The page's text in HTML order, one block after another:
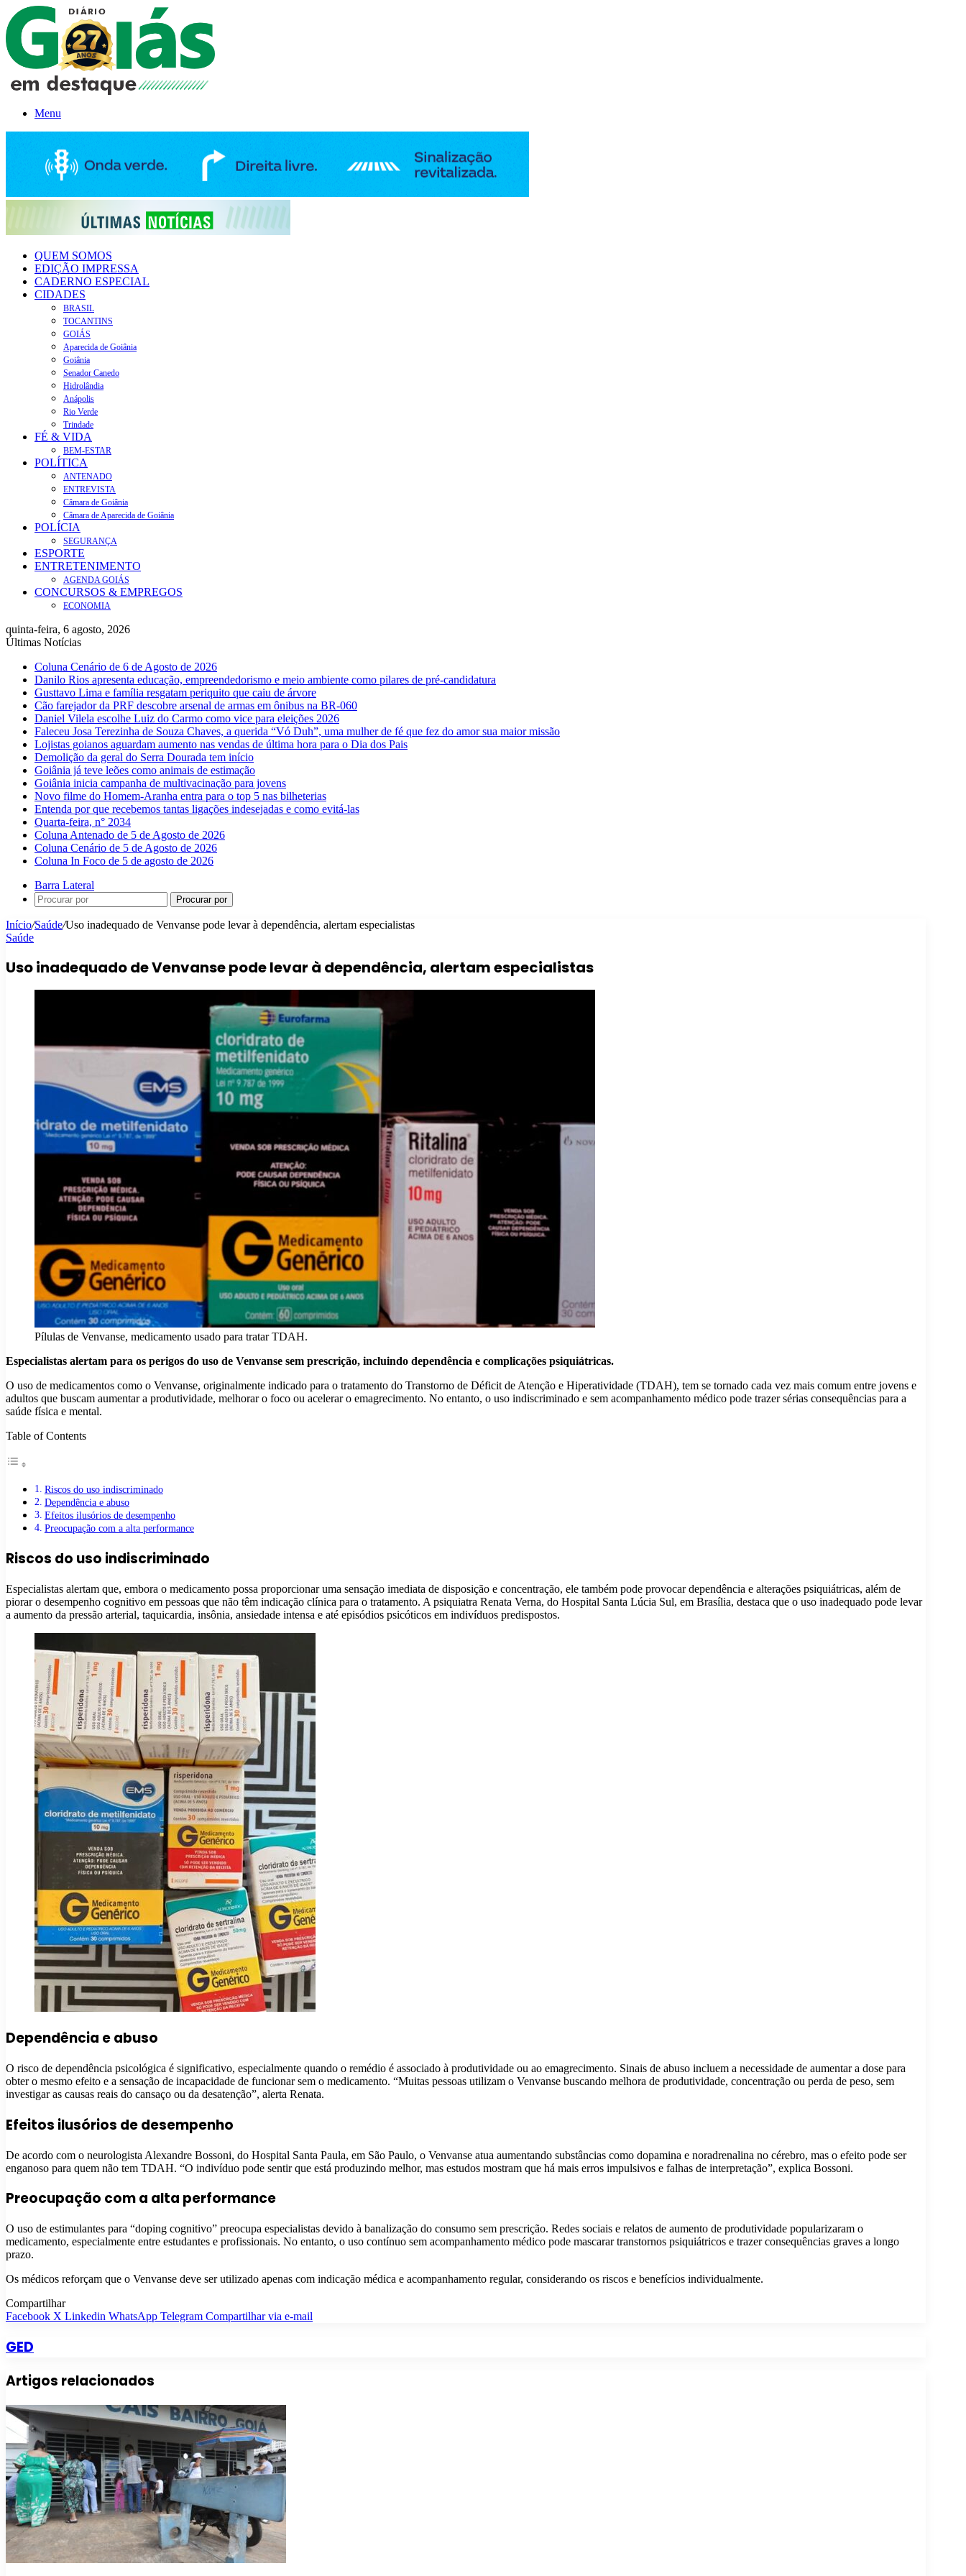
Menu
QUEM SOMOS
EDIÇÃO IMPRESSA
CADERNO ESPECIAL
CIDADES
BRASIL
TOCANTINS
GOIÁS
Aparecida de Goiânia
Goiânia
Senador Canedo
Hidrolândia
Anápolis
Rio Verde
Trindade
FÉ & VIDA
BEM-ESTAR
POLÍTICA
ANTENADO
ENTREVISTA
Câmara de Goiânia
Câmara de Aparecida de Goiânia
POLÍCIA
SEGURANÇA
ESPORTE
ENTRETENIMENTO
AGENDA GOIÁS
CONCURSOS & EMPREGOS
ECONOMIA
quinta-feira, 6 agosto, 2026
Últimas Notícias
Coluna Cenário de 6 de Agosto de 2026
Danilo Rios apresenta educação, empreendedorismo e meio ambiente como pilares de pré-candidatura
Gusttavo Lima e família resgatam periquito que caiu de árvore
Cão farejador da PRF descobre arsenal de armas em ônibus na BR-060
Daniel Vilela escolhe Luiz do Carmo como vice para eleições 2026
Faleceu Josa Terezinha de Souza Chaves, a querida “Vó Duh”, uma mulher de fé que fez do amor sua maior missão
Lojistas goianos aguardam aumento nas vendas de última hora para o Dia dos Pais
Demolição da geral do Serra Dourada tem início
Goiânia já teve leões como animais de estimação
Goiânia inicia campanha de multivacinação para jovens
Novo filme do Homem-Aranha entra para o top 5 nas bilheterias
Entenda por que recebemos tantas ligações indesejadas e como evitá-las
Quarta-feira, n° 2034
Coluna Antenado de 5 de Agosto de 2026
Coluna Cenário de 5 de Agosto de 2026
Coluna In Foco de 5 de agosto de 2026
Barra Lateral
Procurar por
Início/Saúde/Uso inadequado de Venvanse pode levar à dependência, alertam especialistas
Saúde
Uso inadequado de Venvanse pode levar à dependência, alertam especialistas
Pílulas de Venvanse, medicamento usado para tratar TDAH.
Especialistas alertam para os perigos do uso de Venvanse sem prescrição, incluindo dependência e complicações psiquiátricas.
O uso de medicamentos como o Venvanse, originalmente indicado para o tratamento do Transtorno de Déficit de Atenção e Hiperatividade (TDAH), tem se tornado cada vez mais comum entre jovens e
adultos que buscam aumentar a produtividade, melhorar o foco ou acelerar o emagrecimento. No entanto, o uso indiscriminado e sem acompanhamento médico pode trazer sérias consequências para a
saúde física e mental.
Table of Contents
Riscos do uso indiscriminado
Dependência e abuso
Efeitos ilusórios de desempenho
Preocupação com a alta performance
Riscos do uso indiscriminado
Especialistas alertam que, embora o medicamento possa proporcionar uma sensação imediata de disposição e concentração, ele também pode provocar dependência e alterações psiquiátricas, além de
piorar o desempenho cognitivo em pessoas que não têm indicação clínica para o tratamento. A psiquiatra Renata Verna, do Hospital Santa Lúcia Sul, em Brasília, destaca que o uso inadequado pode levar
a aumento da pressão arterial, taquicardia, insônia, ansiedade intensa e até episódios psicóticos em indivíduos predispostos.
Dependência e abuso
O risco de dependência psicológica é significativo, especialmente quando o remédio é associado à produtividade ou ao emagrecimento. Sinais de abuso incluem a necessidade de aumentar a dose para
obter o mesmo efeito e a sensação de incapacidade de funcionar sem o medicamento. “Muitas pessoas utilizam o Venvanse buscando melhora de produtividade, concentração ou perda de peso, sem
investigar as causas reais do cansaço ou da desatenção”, alerta Renata.
Efeitos ilusórios de desempenho
De acordo com o neurologista Alexandre Bossoni, do Hospital Santa Paula, em São Paulo, o Venvanse atua aumentando substâncias como dopamina e noradrenalina no cérebro, mas o efeito pode ser
enganoso para quem não tem TDAH. “O indivíduo pode sentir que está produzindo melhor, mas estudos mostram que há mais erros impulsivos e falhas de interpretação”, explica Bossoni.
Preocupação com a alta performance
O uso de estimulantes para “doping cognitivo” preocupa especialistas devido à banalização do consumo sem prescrição. Redes sociais e relatos de aumento de produtividade popularizaram o
medicamento, especialmente entre estudantes e profissionais. No entanto, o uso contínuo sem acompanhamento médico pode mascarar transtornos psiquiátricos e trazer consequências graves a longo
prazo.
Os médicos reforçam que o Venvanse deve ser utilizado apenas com indicação médica e acompanhamento regular, considerando os riscos e benefícios individualmente.
Compartilhar
Facebook X Linkedin WhatsApp Telegram Compartilhar via e-mail
GED
Artigos relacionados